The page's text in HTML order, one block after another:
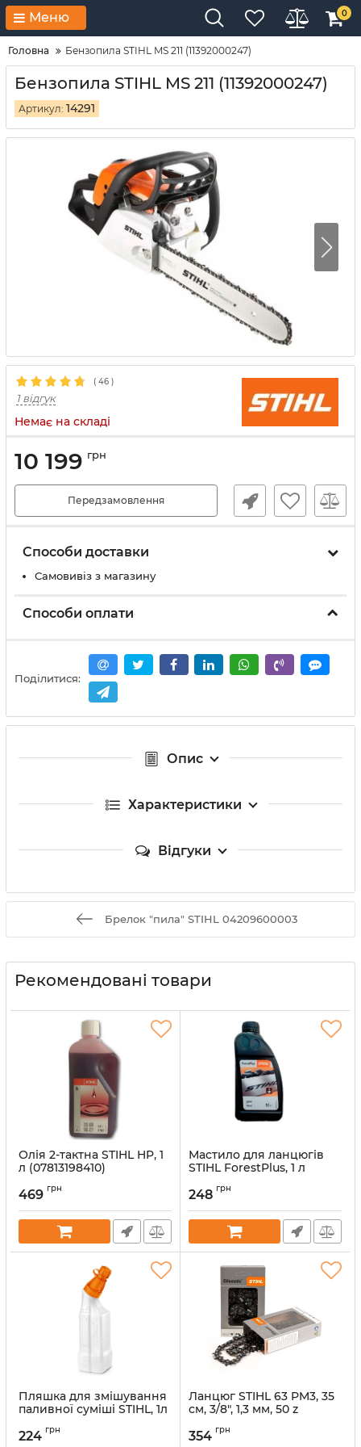
Меню 0
Головна Бензопила STIHL MS 211 (11392000247)
Бензопила STIHL MS 211 (11392000247)
Артикул: 14291
( 46 )
1 відгук
Немає на складі
10 199 грн
Передзамовлення
Способи доставки
Самовивіз з магазину
Способи оплати
Поділитися:
Опис
Характеристики
Відгуки
Брелок "пила" STIHL 04209600003
Рекомендовані товари
Олія 2-тактна STIHL HP, 1
л (07813198410)
469 грн
Мастило для ланцюгів
STIHL ForestPlus, 1 л
Артикул:
248 грн
Пляшка для змішування
паливної суміші STIHL, 1л
Артикул:
224 грн
Ланцюг STIHL 63 PM3, 35
см, 3/8", 1,3 мм, 50 z
Артикул:
354 грн